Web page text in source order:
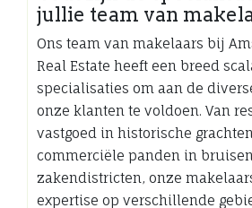
jullie team van
Ons team van makelaars bij
Real Estate heeft een breed
specialisaties om aan de
onze klanten te voldoen. Van
vastgoed in historische
commerciële panden in
zakendistricten, onze
expertise op verschillende